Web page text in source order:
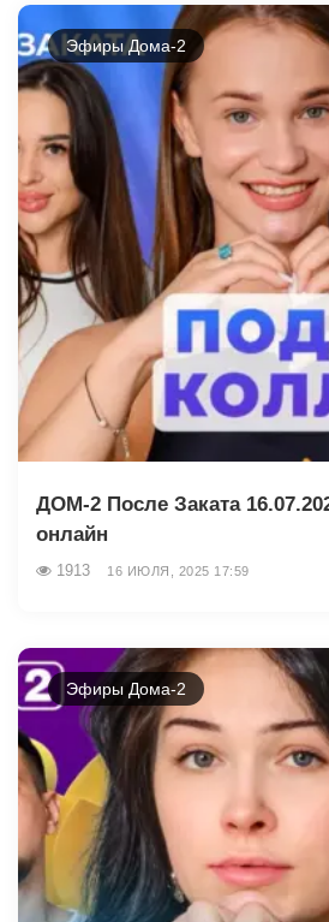
Эфиры Дома-2
ДОМ-2 После Заката
онлайн
1913 16 ИЮЛЯ, 2025 17:59
Эфиры Дома-2